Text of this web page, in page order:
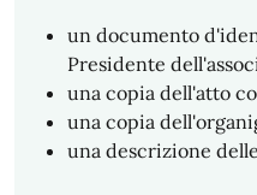
un documento
Presidente
una copia dell'atto
una copia
una descrizione